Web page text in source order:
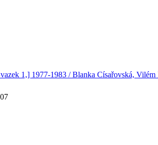
1,] 1977-1983 / Blanka Císařovská, Vilém